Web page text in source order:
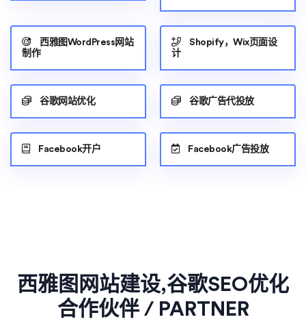
西雅图WordPress网站
制作
Shopify，Wix页面设
计
谷歌网站优化 谷歌广告代投放
Facebook开户 Facebook广告投放
西雅图网站建设,谷歌SEO优化
合作伙伴 / PARTNER